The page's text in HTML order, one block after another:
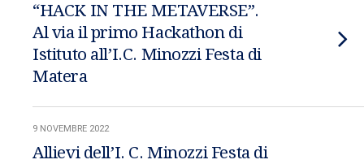
“HACK IN THE METAVERSE”.
Al via il primo Hackathon di
Istituto all’I.C. Minozzi Festa di
Matera
9 NOVEMBRE 2022
Allievi dell’I. C. Minozzi Festa di